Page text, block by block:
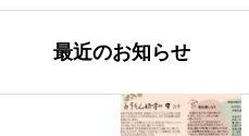
最近のお知らせ